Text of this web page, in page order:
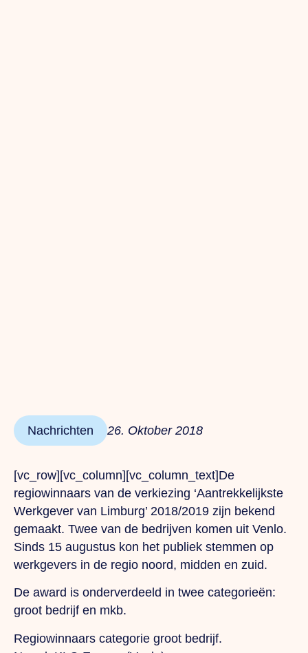
Nachrichten 26. Oktober 2018
[vc_row][vc_column][vc_column_text]De
regiowinnaars van de verkiezing ‘Aantrekkelijkste
Werkgever van Limburg’ 2018/2019 zijn bekend
gemaakt. Twee van de bedrijven komen uit Venlo.
Sinds 15 augustus kon het publiek stemmen op
werkgevers in de regio noord, midden en zuid.
De award is onderverdeeld in twee categorieën:
groot bedrijf en mkb.
Regiowinnaars categorie groot bedrijf.